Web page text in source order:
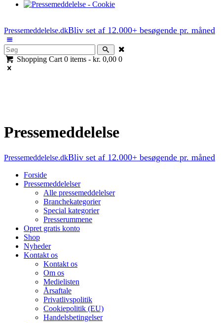
Pressemeddelelse.dkBliv set af 12.000+ besøgende pr. måned
Shopping Cart 0 items -kr. 0,00 0
Pressemeddelelse
Pressemeddelelse.dkBliv set af 12.000+ besøgende pr. måned
Forside
Pressemeddelelser
Alle pressemeddelelser
Branchekategorier
Special kategorier
Presserummene
Opret gratis konto
Shop
Nyheder
Kontakt os
Kontakt os
Om os
Medielisten
Årsaftale
Privatlivspolitik
Cookiepolitik (EU)
Handelsbetingelser